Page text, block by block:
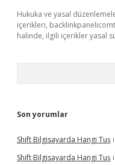
Hukuka ve yasal
içerikleri,
halinde, ilgili içerikler yasal
Son yorumlar
Shift Bilgisayarda Hangi Tuş
Shift Bilgisayarda Hangi Tuş